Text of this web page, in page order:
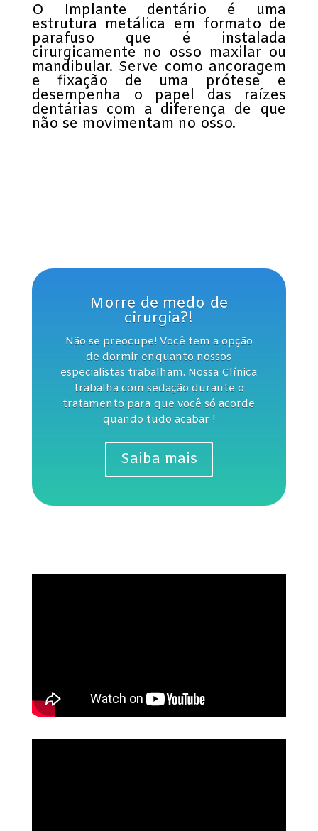
O Implante dentário é uma
estrutura metálica em formato de
parafuso que é instalada
cirurgicamente no osso maxilar ou
mandibular. Serve como ancoragem
e fixação de uma prótese e
desempenha o papel das raízes
dentárias com a diferença de que
não se movimentam no osso.
Morre de medo de
cirurgia?!
Não se preocupe! Você tem a opção
de dormir enquanto nossos
especialistas trabalham. Nossa Clínica
trabalha com sedação durante o
tratamento para que você só acorde
quando tudo acabar !
Saiba mais